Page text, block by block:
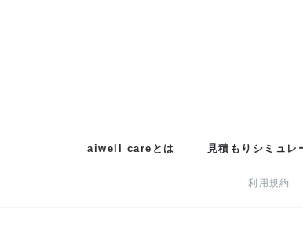
aiwell careとは 見積もりシミュレ
利用規約